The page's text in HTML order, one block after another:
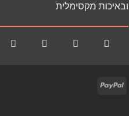
ובאיכות מקסימלית